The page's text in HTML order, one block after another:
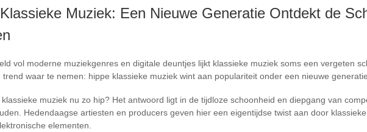
Muziek: Een Nieuwe Generatie Ontdekt de
vol moderne muziekgenres en digitale deuntjes lijkt klassieke muziek soms een vergeten
trend waar te nemen: hippe klassieke muziek wint aan populariteit onder een nieuwe
muziek nu zo hip? Het antwoord ligt in de tijdloze schoonheid en diepgang van
Hedendaagse artiesten en producers geven hier een eigentijdse twist aan door
elementen.